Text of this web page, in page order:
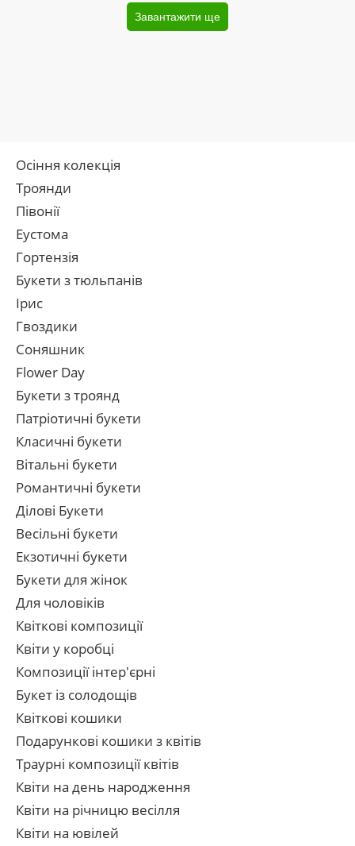
Завантажити ще
Осіння колекція
Троянди
Півонії
Еустома
Гортензія
Букети з тюльпанів
Ірис
Гвоздики
Соняшник
Flower Day
Букети з троянд
Патріотичні букети
Класичні букети
Вітальні букети
Романтичні букети
Ділові Букети
Весільні букети
Екзотичні букети
Букети для жінок
Для чоловіків
Квіткові композиції
Квіти у коробці
Композиції інтер'єрні
Букет із солодощів
Квіткові кошики
Подарункові кошики з квітів
Траурні композиції квітів
Квіти на день народження
Квіти на річницю весілля
Квіти на ювілей